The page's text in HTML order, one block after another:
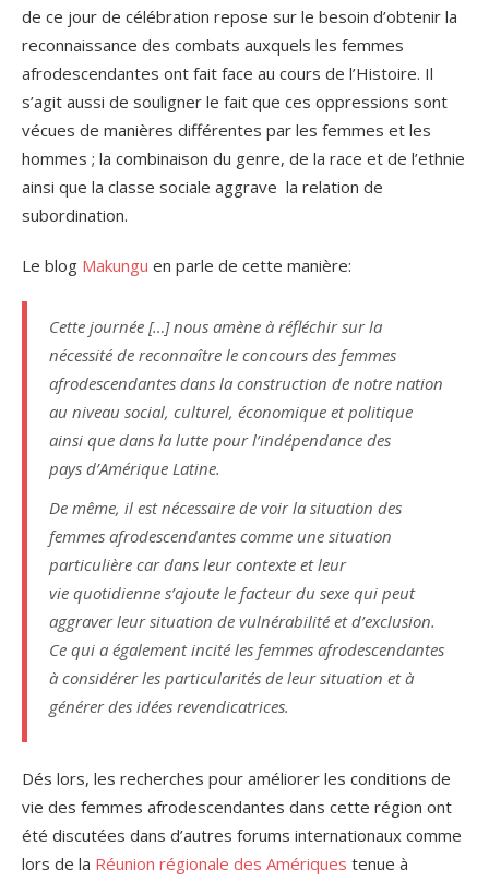
de ce jour de célébration repose sur le besoin d’obtenir la
reconnaissance des combats auxquels les femmes
afrodescendantes ont fait face au cours de l’Histoire. Il
s’agit aussi de souligner le fait que ces oppressions sont
vécues de manières différentes par les femmes et les
hommes ; la combinaison du genre, de la race et de l’ethnie
ainsi que la classe sociale aggrave la relation de
subordination.
Le blog Makungu en parle de cette manière:
Cette journée […] nous amène à réfléchir sur la
nécessité de reconnaître le concours des femmes
afrodescendantes dans la construction de notre nation
au niveau social, culturel, économique et politique
ainsi que dans la lutte pour l’indépendance des
pays d’Amérique Latine.
De même, il est nécessaire de voir la situation des
femmes afrodescendantes comme une situation
particulière car dans leur contexte et leur
vie quotidienne s’ajoute le facteur du sexe qui peut
aggraver leur situation de vulnérabilité et d’exclusion.
Ce qui a également incité les femmes afrodescendantes
à considérer les particularités de leur situation et à
générer des idées revendicatrices.
Dés lors, les recherches pour améliorer les conditions de
vie des femmes afrodescendantes dans cette région ont
été discutées dans d’autres forums internationaux comme
lors de la Réunion régionale des Amériques tenue à